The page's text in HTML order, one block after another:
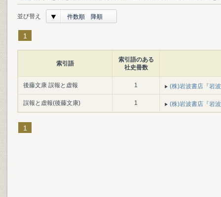
並び替え 件数順 降順
1
索引語
索引語のある
社史冊数
後藤文康 誤報と虚報 1 (株)岩波書店『岩
誤報と虚報(後藤文康) 1 (株)岩波書店『岩
1